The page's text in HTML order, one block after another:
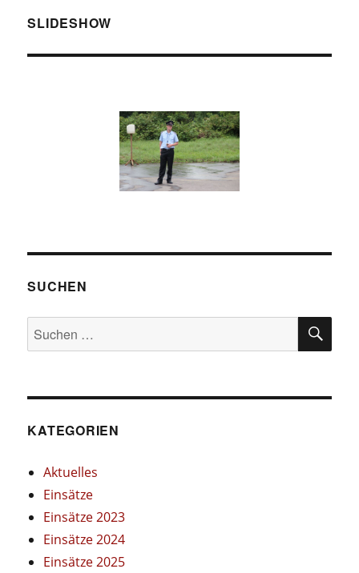
SLIDESHOW
SUCHEN
Suchen
nach:
KATEGORIEN
Aktuelles
Einsätze
Einsätze 2023
Einsätze 2024
Einsätze 2025